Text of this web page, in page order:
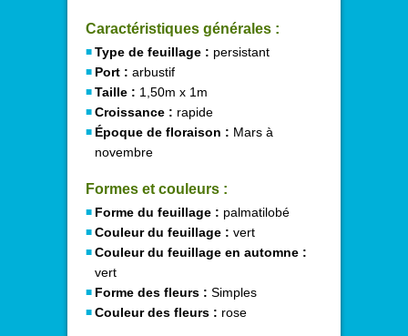
Caractéristiques générales :
Type de feuillage : persistant
Port : arbustif
Taille : 1,50m x 1m
Croissance : rapide
Époque de floraison : Mars à
novembre
Formes et couleurs :
Forme du feuillage : palmatilobé
Couleur du feuillage : vert
Couleur du feuillage en automne :
vert
Forme des fleurs : Simples
Couleur des fleurs : rose